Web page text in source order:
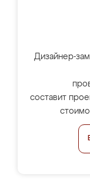
Дизайнер-
составит